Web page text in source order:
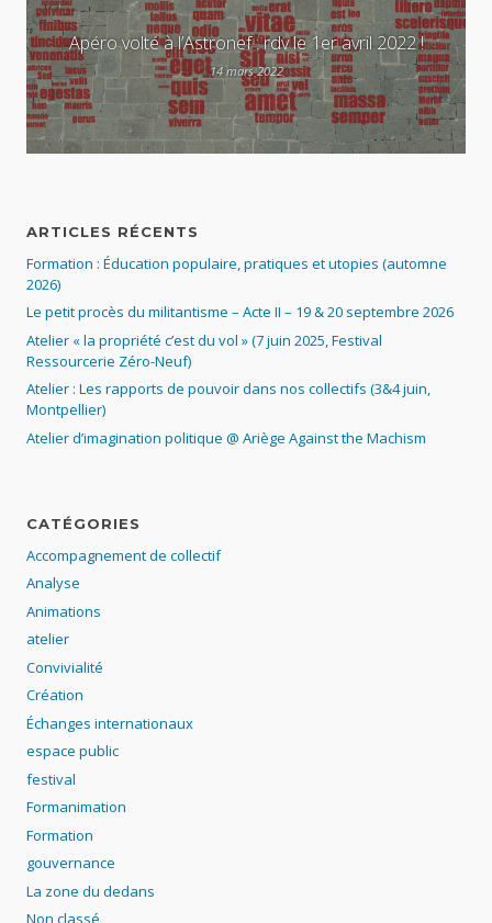
Apéro volté à l’Astronef : rdv le 1er avril 2022 !
14 mars 2022
ARTICLES RÉCENTS
Formation : Éducation populaire, pratiques et utopies (automne
2026)
Le petit procès du militantisme – Acte II – 19 & 20 septembre 2026
Atelier « la propriété c’est du vol » (7 juin 2025, Festival
Ressourcerie Zéro-Neuf)
Atelier : Les rapports de pouvoir dans nos collectifs (3&4 juin,
Montpellier)
Atelier d’imagination politique @ Ariège Against the Machism
CATÉGORIES
Accompagnement de collectif
Analyse
Animations
atelier
Convivialité
Création
Échanges internationaux
espace public
festival
Formanimation
Formation
gouvernance
La zone du dedans
Non classé